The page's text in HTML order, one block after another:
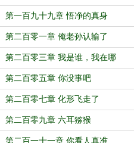
第一百九十九章 悟净的真身
第二百零一章 俺老孙认输了
第二百零三章 我是谁，我在哪
第二百零五章 你没事吧
第二百零七章 化形飞走了
第二百零九章 六耳猕猴
第二百一十一章 你看人真准